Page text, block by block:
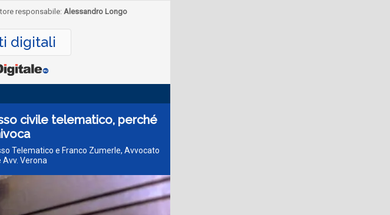
responsabile: Alessandro Longo
digitali
civile telematico, perché
Telematico e Franco Zumerle, Avvocato
Verona